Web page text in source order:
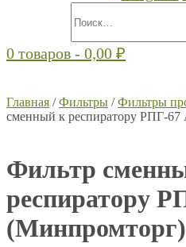
0 товаров - 0,00 ₽
Главная /Фильтры /Фильтры
сменный к респиратору РПГ-
Фильтр
респиратору
(Минпромторг)